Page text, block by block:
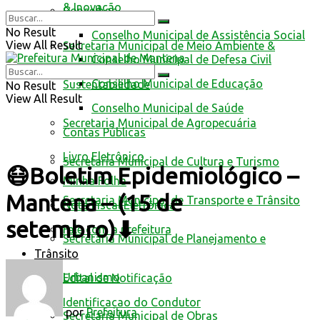
Conselhos
Conselho Municipal de Assistência Social
Conselho Municipal de Defesa Civil
Conselho Municipal de Educação
Conselho Municipal de Saúde
Contas Públicas
Livro Eletrônico
Minha Folha
Nota Fiscal Eletrônica
Fale com a prefeitura
Trânsito
Edital de Notificação
Identificacao do Condutor
& Inovação
Secretaria Municipal de Meio Ambiente &
Sustentabilidade
Secretaria Municipal de Agropecuária
Secretaria Municipal de Cultura e Turismo
Secretaria Municipal de Transporte e Trânsito
Secretaria Municipal de Planejamento e
Urbanismo
Secretaria Municipal de Obras
No Result
View All Result
No Result
View All Result
😷Boletim Epidemiológico –
Mantena – (15 de
setembro)⬇
por Prefeitura